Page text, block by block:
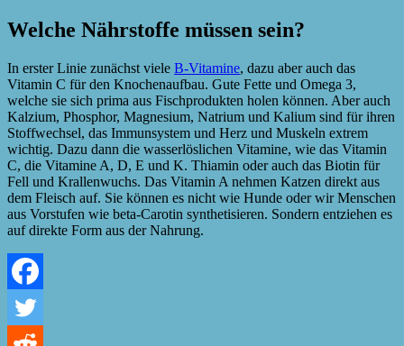
Welche Nährstoffe müssen sein?
In erster Linie zunächst viele B-Vitamine, dazu aber auch das
Vitamin C für den Knochenaufbau. Gute Fette und Omega 3,
welche sie sich prima aus Fischprodukten holen können. Aber auch
Kalzium, Phosphor, Magnesium, Natrium und Kalium sind für ihren
Stoffwechsel, das Immunsystem und Herz und Muskeln extrem
wichtig. Dazu dann die wasserlöslichen Vitamine, wie das Vitamin
C, die Vitamine A, D, E und K. Thiamin oder auch das Biotin für
Fell und Krallenwuchs. Das Vitamin A nehmen Katzen direkt aus
dem Fleisch auf. Sie können es nicht wie Hunde oder wir Menschen
aus Vorstufen wie beta-Carotin synthetisieren. Sondern entziehen es
auf direkte Form aus der Nahrung.